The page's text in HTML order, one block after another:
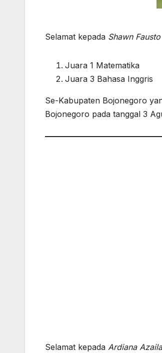
Selamat kepada Shawn
Juara 1 Matematika
Juara 3 Bahasa Inggris
Se-Kabupaten Bojonegoro
Bojonegoro pada tanggal 3
Selamat kepada Ardiana